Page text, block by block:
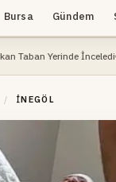
Bursa Gündem
Yerinde İnceledi OSB'de
/ İNEGÖL